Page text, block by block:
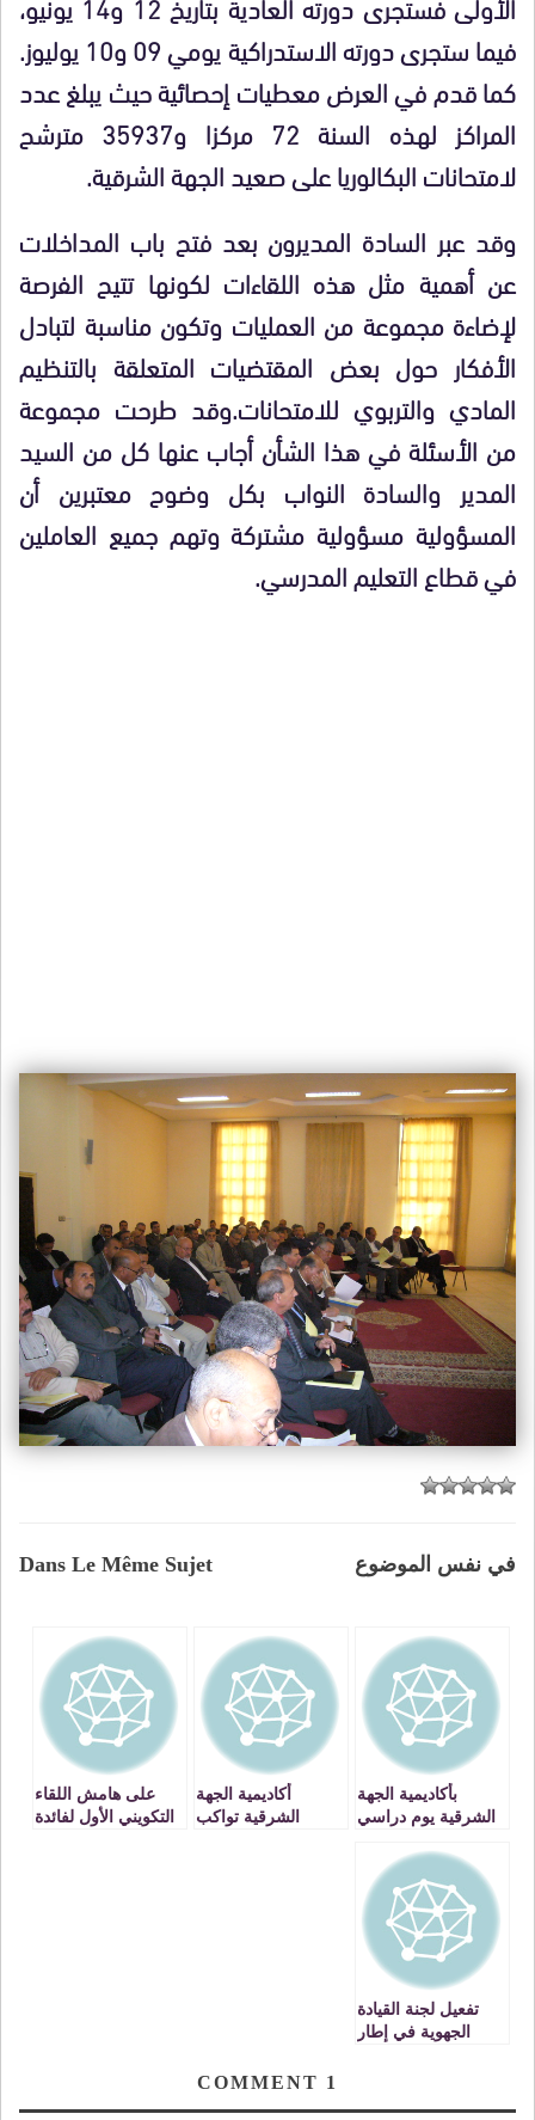
فيما ستجرى دورته الاستدراكية يومي 09 و10 يوليوز.
كما قدم في العرض معطيات إحصائية حيث يبلغ عدد
المراكز لهذه السنة 72 مركزا و35937 مترشح
لامتحانات البكالوريا على صعيد الجهة الشرقية.
وقد عبر السادة المديرون بعد فتح باب المداخلات
عن أهمية مثل هذه اللقاءات لكونها تتيح الفرصة
لإضاءة مجموعة من العمليات وتكون مناسبة لتبادل
الأفكار حول بعض المقتضيات المتعلقة بالتنظيم
المادي والتربوي للامتحانات.وقد طرحت مجموعة
من الأسئلة في هذا الشأن أجاب عنها كل من السيد
المدير والسادة النواب بكل وضوح معتبرين أن
المسؤولية مسؤولية مشتركة وتهم جميع العاملين
في قطاع التعليم المدرسي.
Dans Le Même Sujet في نفس الموضوع
بأكاديمية الجهة
الشرقية يوم دراسي
المدرسي الخصوصي
أكاديمية الجهة
الشرقية تواكب
على هامش اللقاء
التكويني الأول لفائدة
تفعيل لجنة القيادة
الجهوية في إطار
1